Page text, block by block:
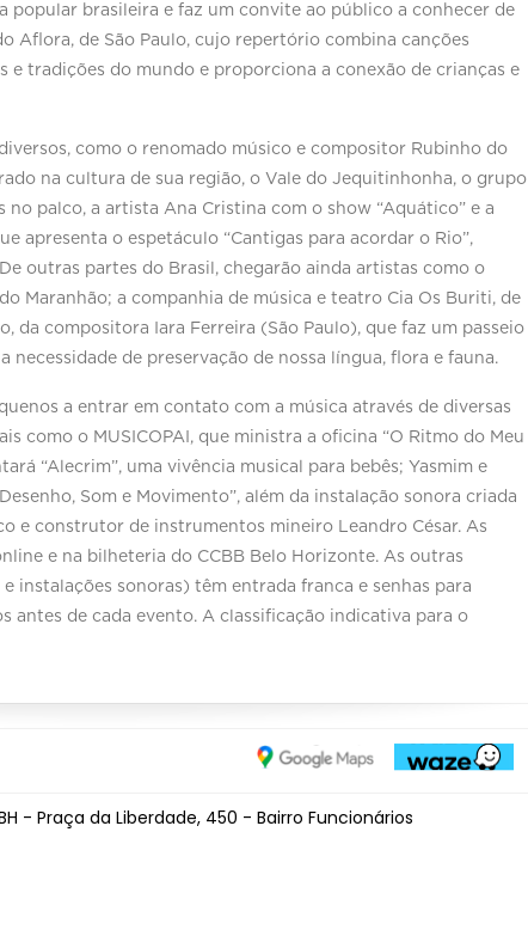
popular brasileira e faz um convite ao público a conhecer de
Aflora, de São Paulo, cujo repertório combina canções
e tradições do mundo e proporciona a conexão de crianças e
como o renomado músico e compositor Rubinho do
na cultura de sua região, o Vale do Jequitinhonha, o grupo
no palco, a artista Ana Cristina com o show “Aquático” e a
apresenta o espetáculo “Cantigas para acordar o Rio”,
outras partes do Brasil, chegarão ainda artistas como o
Maranhão; a companhia de música e teatro Cia Os Buriti, de
da compositora Iara Ferreira (São Paulo), que faz um passeio
necessidade de preservação de nossa língua, flora e fauna.
a entrar em contato com a música através de diversas
como o MUSICOPAI, que ministra a oficina “O Ritmo do Meu
“Alecrim”, uma vivência musical para bebês; Yasmim e
Som e Movimento”, além da instalação sonora criada
e construtor de instrumentos mineiro Leandro César. As
e na bilheteria do CCBB Belo Horizonte. As outras
instalações sonoras) têm entrada franca e senhas para
antes de cada evento. A classificação indicativa para o
- Praça da Liberdade, 450 - Bairro Funcionários